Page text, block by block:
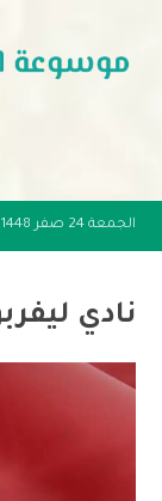
الجمعة 24 صفر 1448 هـ الموافق 7 أغسطس 2026 مـ
نادي